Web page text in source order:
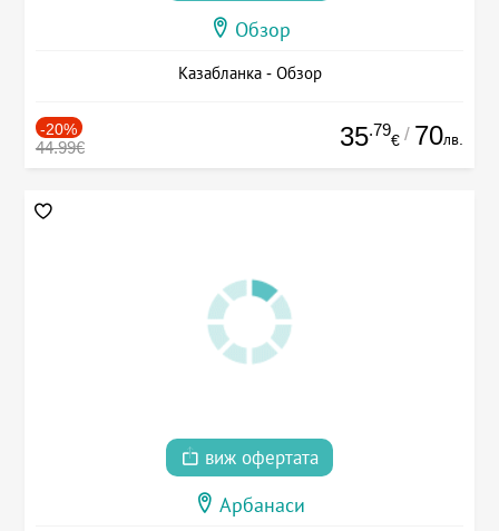
Обзор
Казабланка - Обзор
-20%
44.99€ 35.79
€ / 70лв.
виж офертата
Арбанаси